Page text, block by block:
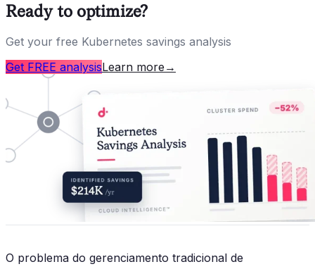
Ready to optimize?
Get your free Kubernetes savings analysis
Get FREE analysisLearn more →
O problema do gerenciamento tradicional de